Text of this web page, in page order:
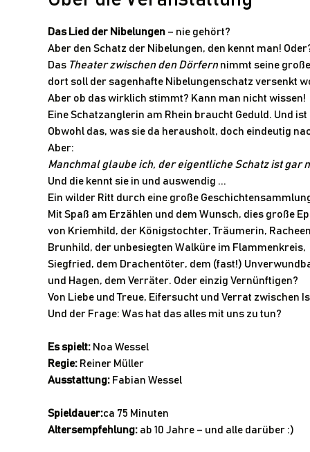
Das Lied der Nibelungen – nie gehört?
Aber den Schatz der Nibelungen, den kennt man!
Das Theater zwischen den Dörfern nimmt seine
dort soll der sagenhafte Nibelungenschatz versenkt
Aber ob das wirklich stimmt? Kann man nicht wissen!
Eine Schatzanglerin am Rhein braucht Geduld. Und
Obwohl das, was sie da herausholt, doch eindeutig
Aber:
Manchmal glaube ich, der eigentliche Schatz ist gar
Und die kennt sie in und auswendig ...
Ein wilder Ritt durch eine große
Mit Spaß am Erzählen und dem Wunsch, dies große
von Kriemhild, der Königstochter, Träumerin,
Brunhild, der unbesiegten Walküre im Flammenkreis,
Siegfried, dem Drachentöter, dem (fast!)
und Hagen, dem Verräter. Oder einzig Vernünftigen?
Von Liebe und Treue, Eifersucht und Verrat zwischen
Und der Frage: Was hat das alles mit uns zu tun?
Es spielt: Noa Wessel
Regie: Reiner Müller
Ausstattung: Fabian Wessel
Spieldauer:ca 75 Minuten
Altersempfehlung: ab 10 Jahre – und alle darüber :)